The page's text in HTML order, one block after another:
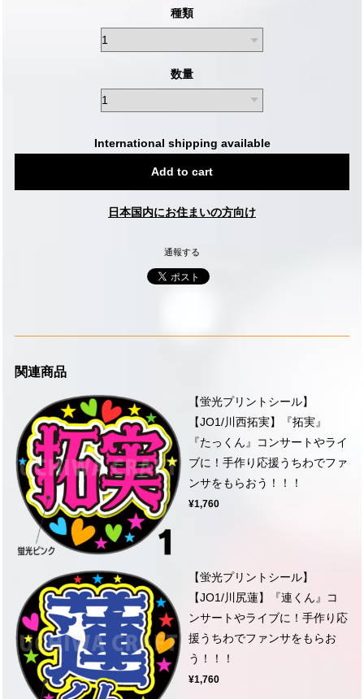
種類
数量
International shipping available
Add to cart
日本国内にお住まいの方向け
通報する
関連商品
【蛍光プリントシール】
【JO1/川西拓実】『拓実』
『たっくん』コンサートやライ
ブに！手作り応援うちわでファ
ンサをもらおう！！！
¥1,760
【蛍光プリントシール】
【JO1/川尻蓮】『連くん』コ
ンサートやライブに！手作り応
援うちわでファンサをもらお
う！！！
¥1,760